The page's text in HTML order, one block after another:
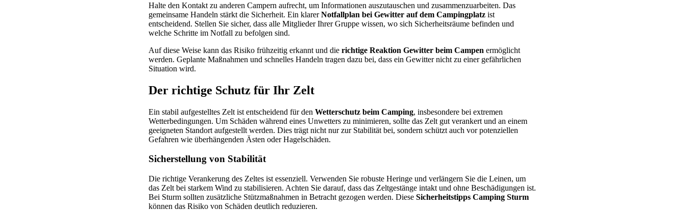
Halte den Kontakt zu anderen Campern aufrecht, um Informationen auszutauschen und zusammenzuarbeiten. Das
gemeinsame Handeln stärkt die Sicherheit. Ein klarerNotfallplan bei Gewitter auf dem Campingplatz ist
entscheidend. Stellen Sie sicher, dass alle Mitglieder Ihrer Gruppe wissen, wo sich Sicherheitsräume befinden und
welche Schritte im Notfall zu befolgen sind.
Auf diese Weise kann das Risiko frühzeitig erkannt und die richtige Reaktion Gewitter beim Campen ermöglicht
werden. Geplante Maßnahmen und schnelles Handeln tragen dazu bei, dass ein Gewitter nicht zu einer gefährlichen
Situation wird.
Der richtige Schutz für Ihr Zelt
Ein stabil aufgestelltes Zelt ist entscheidend für den Wetterschutz beim Camping, insbesondere bei extremen
Wetterbedingungen. Um Schäden während eines Unwetters zu minimieren, sollte das Zelt gut verankert und an einem
geeigneten Standort aufgestellt werden. Dies trägt nicht nur zur Stabilität bei, sondern schützt auch vor potenziellen
Gefahren wie überhängenden Ästen oder Hagelschäden.
Sicherstellung von Stabilität
Die richtige Verankerung des Zeltes ist essenziell. Verwenden Sie robuste Heringe und verlängern Sie die Leinen, um
das Zelt bei starkem Wind zu stabilisieren. Achten Sie darauf, dass das Zeltgestänge intakt und ohne Beschädigungen ist.
Bei Sturm sollten zusätzliche Stützmaßnahmen in Betracht gezogen werden. Diese Sicherheitstipps Camping Sturm
können das Risiko von Schäden deutlich reduzieren.